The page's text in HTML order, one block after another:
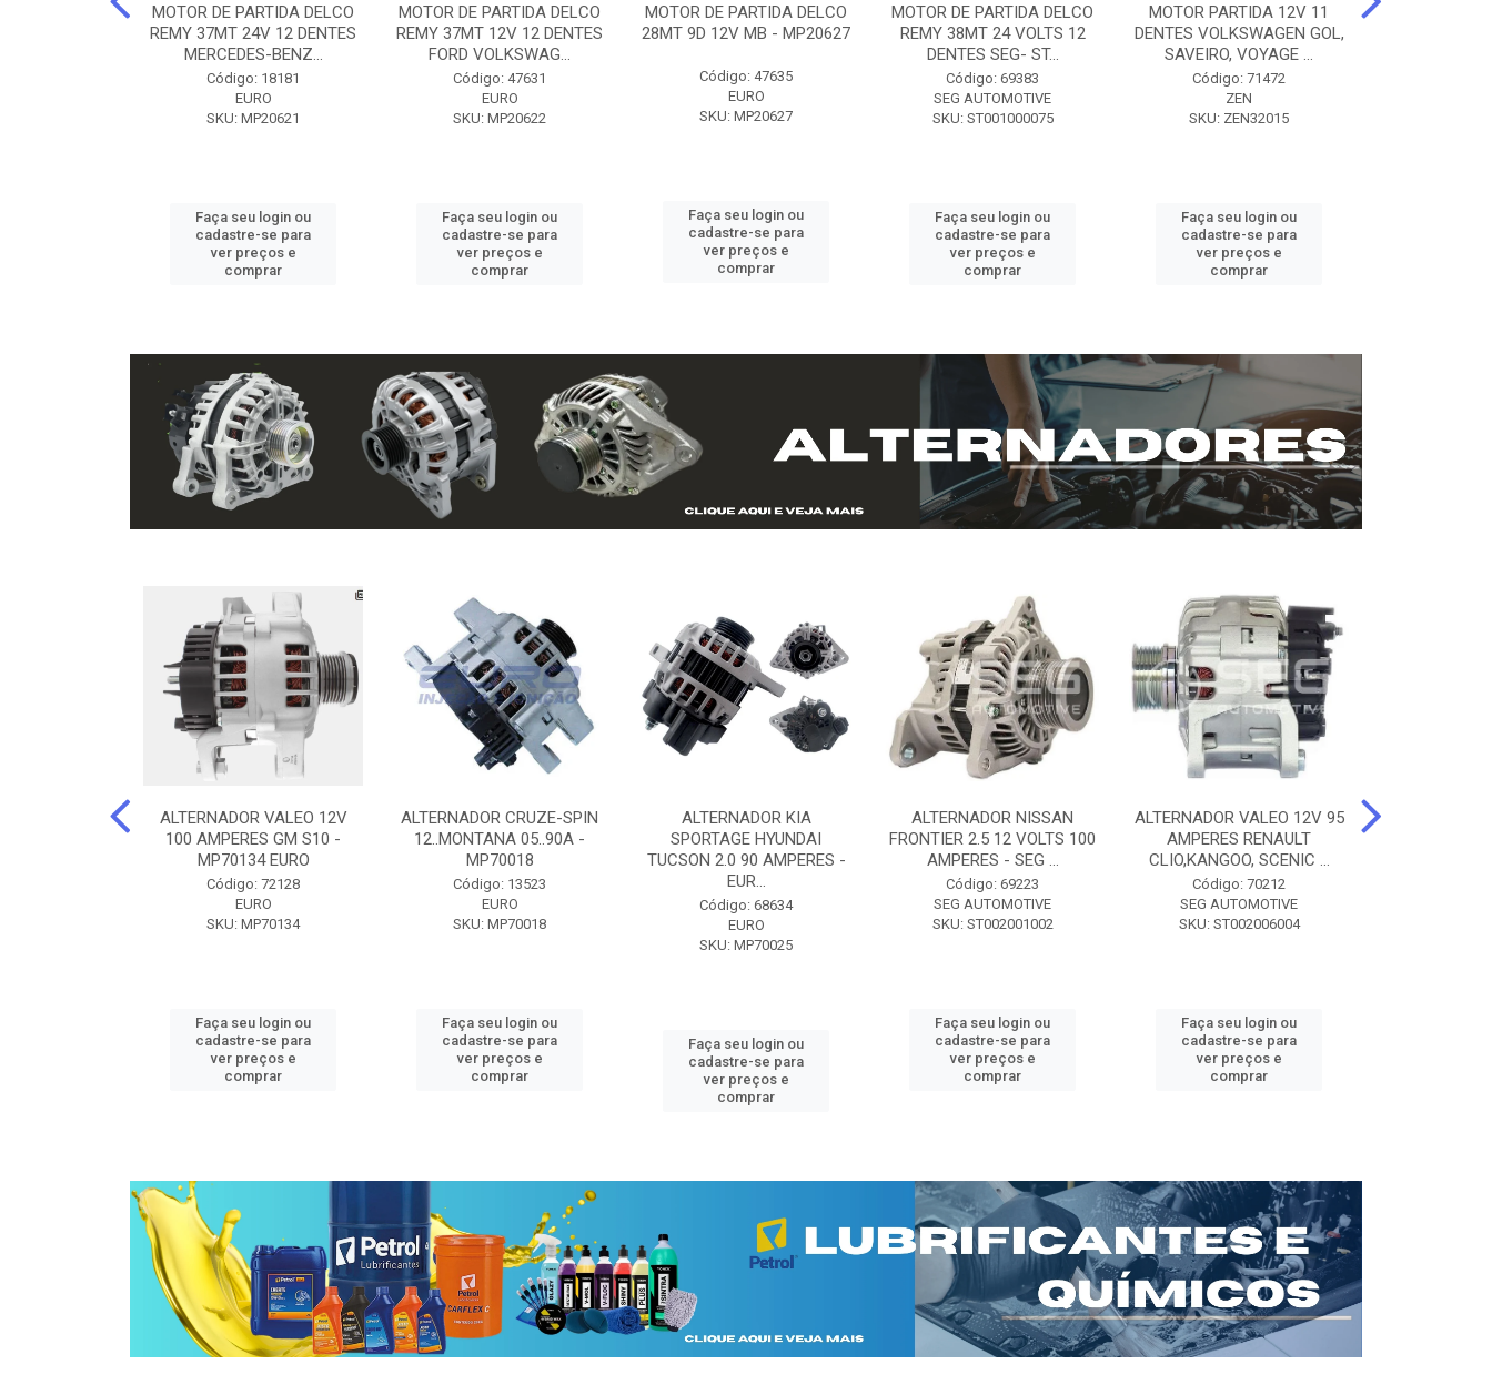
MOTOR DE PARTIDA DELCO
REMY 37MT 24V 12 DENTES
MERCEDES-BENZ...
Código: 18181
EURO
SKU: MP20621
Faça seu login ou
cadastre-se para
ver preços e
comprar
MOTOR DE PARTIDA DELCO
REMY 37MT 12V 12 DENTES
FORD VOLKSWAG...
Código: 47631
EURO
SKU: MP20622
Faça seu login ou
cadastre-se para
ver preços e
comprar
MOTOR DE PARTIDA DELCO
28MT 9D 12V MB - MP20627
Código: 47635
EURO
SKU: MP20627
Faça seu login ou
cadastre-se para
ver preços e
comprar
MOTOR DE PARTIDA DELCO
REMY 38MT 24 VOLTS 12
DENTES SEG- ST...
Código: 69383
SEG AUTOMOTIVE
SKU: ST001000075
Faça seu login ou
cadastre-se para
ver preços e
comprar
MOTOR PARTIDA 12V 11
DENTES VOLKSWAGEN GOL,
SAVEIRO, VOYAGE ...
Código: 71472
ZEN
SKU: ZEN32015
Faça seu login ou
cadastre-se para
ver preços e
comprar
ALTERNADOR VALEO 12V
100 AMPERES GM S10 -
MP70134 EURO
Código: 72128
EURO
SKU: MP70134
Faça seu login ou
cadastre-se para
ver preços e
comprar
ALTERNADOR CRUZE-SPIN
12..MONTANA 05..90A -
MP70018
Código: 13523
EURO
SKU: MP70018
Faça seu login ou
cadastre-se para
ver preços e
comprar
ALTERNADOR KIA
SPORTAGE HYUNDAI
TUCSON 2.0 90 AMPERES -
EUR...
Código: 68634
EURO
SKU: MP70025
Faça seu login ou
cadastre-se para
ver preços e
comprar
ALTERNADOR NISSAN
FRONTIER 2.5 12 VOLTS 100
AMPERES - SEG ...
Código: 69223
SEG AUTOMOTIVE
SKU: ST002001002
Faça seu login ou
cadastre-se para
ver preços e
comprar
ALTERNADOR VALEO 12V 95
AMPERES RENAULT
CLIO,KANGOO, SCENIC ...
Código: 70212
SEG AUTOMOTIVE
SKU: ST002006004
Faça seu login ou
cadastre-se para
ver preços e
comprar